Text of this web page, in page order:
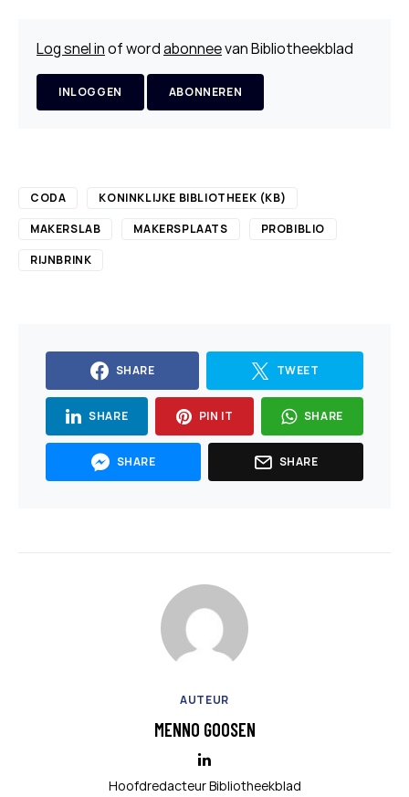
Log snel inof wordabonneevan Bibliotheekblad
INLOGGEN ABONNEREN
CODA
KONINKLIJKE BIBLIOTHEEK (KB)
MAKERSLAB
MAKERSPLAATS
PROBIBLIO
RIJNBRINK
SHARE TWEET
SHARE PIN IT SHARE
SHARE SHARE
AUTEUR
MENNO GOOSEN
Hoofdredacteur Bibliotheekblad